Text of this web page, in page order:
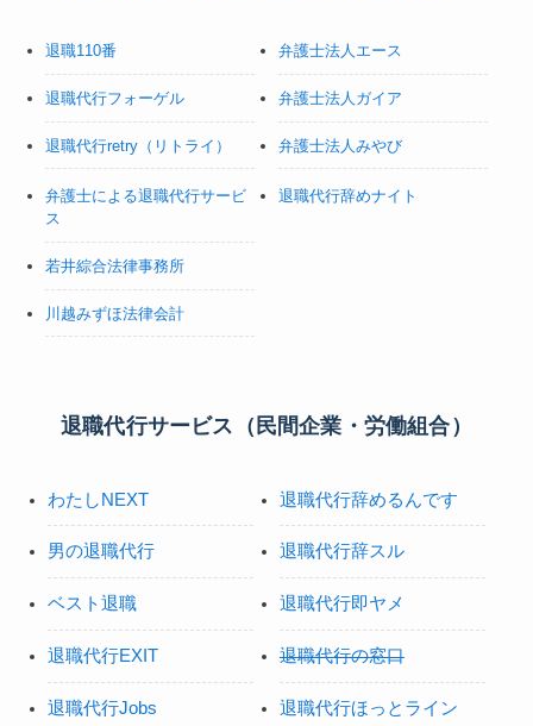
退職110番
退職代行フォーゲル
退職代行retry（リトライ）
弁護士法人エース
弁護士法人ガイア
弁護士法人みやび
弁護士による退職代行サービ
ス
若井綜合法律事務所
川越みずほ法律会計
退職代行辞めナイト
退職代行サービス（民間企業・労働組合）
わたしNEXT
男の退職代行
ベスト退職
退職代行EXIT
退職代行Jobs
退職代行辞めるんです
退職代行辞スル
退職代行即ヤメ
退職代行の窓口
退職代行ほっとライン